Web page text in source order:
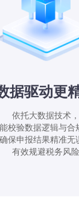
据驱动更
依托大数据技术，
校验数据逻辑与合
确保申报结果精准无
有效规避税务风险